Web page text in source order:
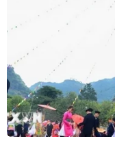
07/08/2026 14:55
Tây Ban Nha triệt
buôn người
07/08/2026 12:13